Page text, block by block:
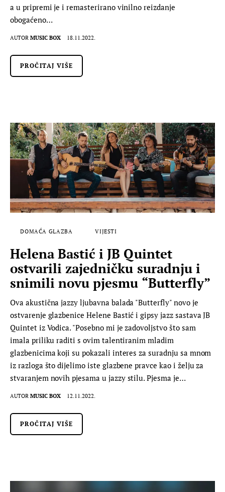
a u pripremi je i remasterirano vinilno reizdanje
obogaćeno…
AUTOR MUSIC BOX 18.11.2022.
PROČITAJ VIŠE
DOMAĆA GLAZBA VIJESTI
Helena Bastić i JB Quintet
ostvarili zajedničku suradnju i
snimili novu pjesmu “Butterfly”
Ova akustična jazzy ljubavna balada "Butterfly" novo je
ostvarenje glazbenice Helene Bastić i gipsy jazz sastava JB
Quintet iz Vodica. "Posebno mi je zadovoljstvo što sam
imala priliku raditi s ovim talentiranim mladim
glazbenicima koji su pokazali interes za suradnju sa mnom
iz razloga što dijelimo iste glazbene pravce kao i želju za
stvaranjem novih pjesama u jazzy stilu. Pjesma je…
AUTOR MUSIC BOX 12.11.2022.
PROČITAJ VIŠE